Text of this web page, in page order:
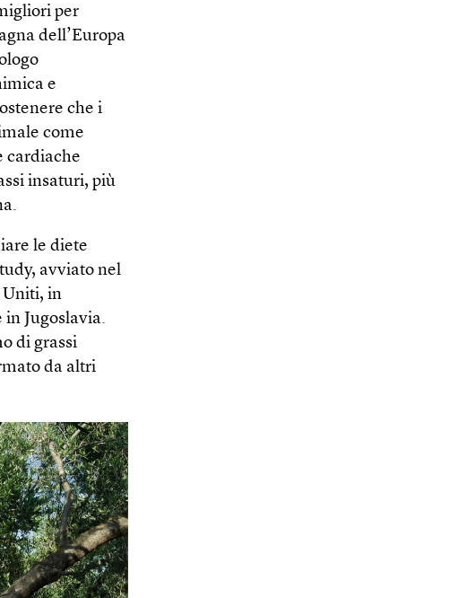
per
dell’Europa
e
che i
come
cardiache
insaturi, più
le diete
avviato nel
Uniti, in
in Jugoslavia.
di grassi
da altri